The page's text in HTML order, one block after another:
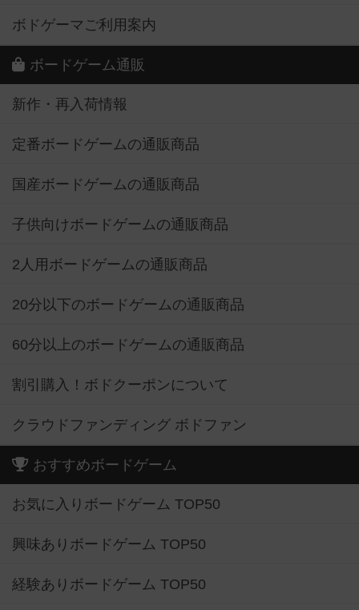
ボドゲーマご利用案内
ボードゲーム通販
新作・再入荷情報
定番ボードゲームの通販商品
国産ボードゲームの通販商品
子供向けボードゲームの通販商品
2人用ボードゲームの通販商品
20分以下のボードゲームの通販商品
60分以上のボードゲームの通販商品
割引購入！ボドクーポンについて
クラウドファンディング ボドファン
おすすめボードゲーム
お気に入りボードゲーム TOP50
興味ありボードゲーム TOP50
経験ありボードゲーム TOP50